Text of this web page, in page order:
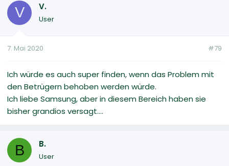
V V.
User
7. Mai 2020 #79
Ich würde es auch super finden, wenn das Problem mit
den Betrügern behoben werden würde.
Ich liebe Samsung, aber in diesem Bereich haben sie
bisher grandios versagt....
B B.
User